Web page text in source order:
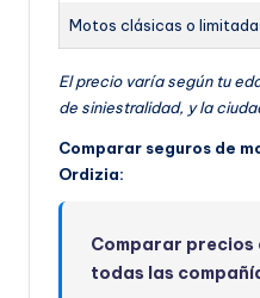
Motos clásicas o
El precio varía según tu
de siniestralidad, y la
Comparar seguros de
Ordizia:
Comparar precios
todas las